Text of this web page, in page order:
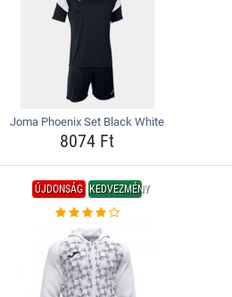
Joma Phoenix Set Black White
8074 Ft
ÚJDONSÁG KEDVEZMÉNY